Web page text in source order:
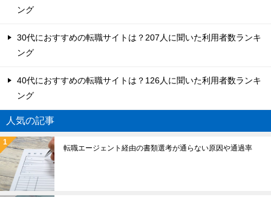
ング
30代におすすめの転職サイトは？207人に聞いた利用者数ランキ
ング
40代におすすめの転職サイトは？126人に聞いた利用者数ランキ
ング
人気の記事
転職エージェント経由の書類選考が通らない原因や通過率